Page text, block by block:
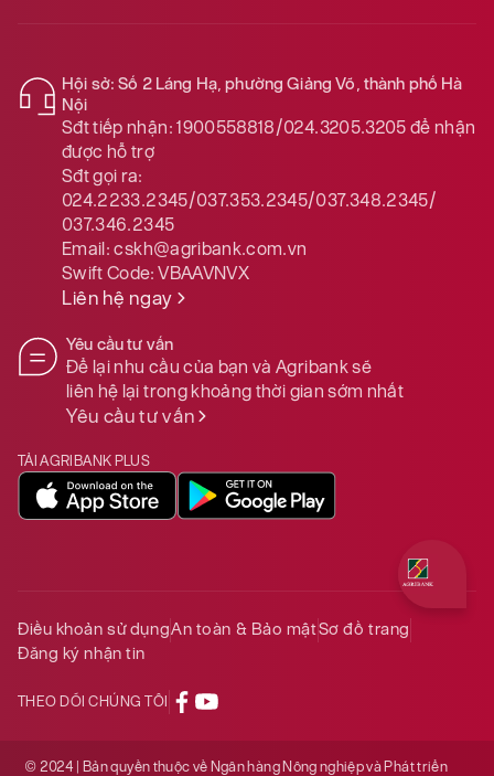
Hội sở: Số 2 Láng Hạ, phường Giảng Võ, thành phố Hà
Nội
Sđt tiếp nhận: 1900558818/024.3205.3205để nhận
được hỗ trợ
Sđt gọi ra:
024.2233.2345/037.353.2345/037.348.2345/
037.346.2345
Email:cskh@agribank.com.vn
Swift Code:VBAAVNVX
Liên hệ ngay
Yêu cầu tư vấn
Để lại nhu cầu của bạn và Agribank sẽ
liên hệ lại trong khoảng thời gian sớm nhất
Yêu cầu tư vấn
TẢI AGRIBANK PLUS
Điều khoản sử dụngAn toàn & Bảo mậtSơ đồ trang
Đăng ký nhận tin
THEO DÕI CHÚNG TÔI
© 2024 | Bản quyền thuộc về Ngân hàng Nông nghiệp và Phát triển
Quý